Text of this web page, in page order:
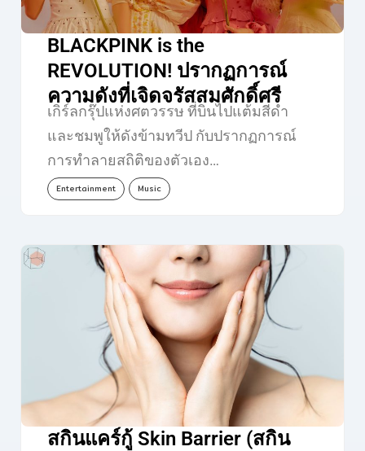
BLACKPINK is the
REVOLUTION! ปรากฏการณ์
ความดังที่เจิดจรัสสมศักดิ์ศรี
เกิร์ลกรุ๊ปแห่งศตวรรษ ที่บินไปแต้มสีดำ
และชมพูให้ดังข้ามทวีป กับปรากฏการณ์
การทำลายสถิติของตัวเอง…
Entertainment Music
สกินแคร์กู้ Skin Barrier (สกิน